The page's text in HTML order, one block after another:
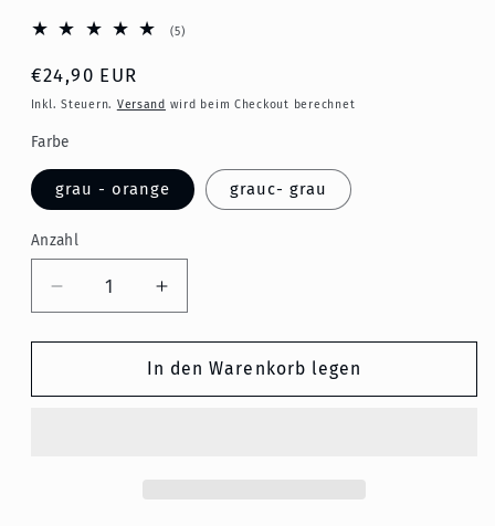
(5)5
Normaler
Preis
€24,90 EUR
Inkl. Steuern. Versand wird beim Checkout berechnet
Farbe
grau - orange grauc- grau
Anzahl
Verringere
die
Menge
Mascosana
Erhöhe
die
Menge
für
Mascosana
In den Warenkorb legen